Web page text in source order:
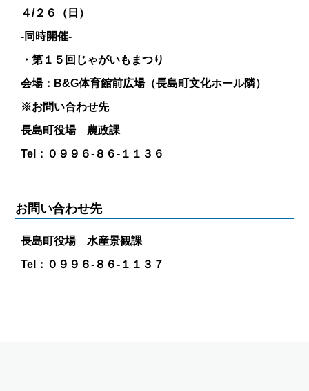
４/２６（日）
-同時開催-
・第１５回じゃがいもまつり
会場：B&G体育館前広場（長島町文化ホール隣）
※お問い合わせ先
長島町役場 農政課
Tel：０９９６-８６-１１３６
お問い合わせ先
長島町役場 水産景観課
Tel：０９９６-８６-１１３７